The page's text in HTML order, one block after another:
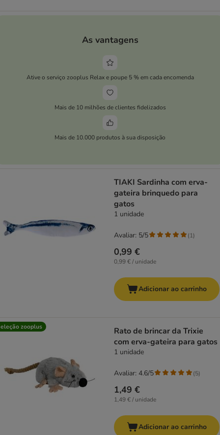
As vantagens
Ative o serviço zooplus Relax e poupe 5 % em cada encomenda
Mais de 10 milhões de clientes fidelizados
Mais de 10.000 produtos à sua disposição
TIAKI Sardinha com erva-
gateira brinquedo para
gatos
1 unidade
0,99 €
0,99 € / unidade
Avaliar: 5/5 (1)
Adicionar ao carrinho
zooplus
Rato de brincar da Trixie
com erva-gateira para gatos
1 unidade
1,49 €
1,49 € / unidade
Avaliar: 4.6/5 (5)
Adicionar ao carrinho